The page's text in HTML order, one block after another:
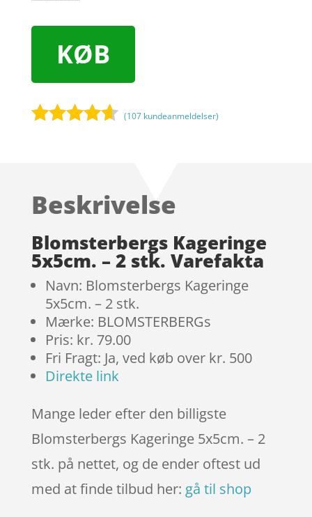
KØB
på
mmelser
(107 kundeanmeldelser)
Beskrivelse
Blomsterbergs Kageringe
5x5cm. – 2 stk. Varefakta
Navn: Blomsterbergs Kageringe
5x5cm. – 2 stk.
Mærke: BLOMSTERBERGs
Pris: kr. 79.00
Fri Fragt: Ja, ved køb over kr. 500
Direkte link
Mange leder efter den billigste
Blomsterbergs Kageringe 5x5cm. – 2
stk. på nettet, og de ender oftest ud
med at finde tilbud her: gå til shop